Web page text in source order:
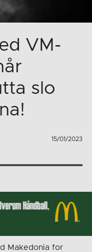
VM-
slo
15/01/2023
Makedonia for